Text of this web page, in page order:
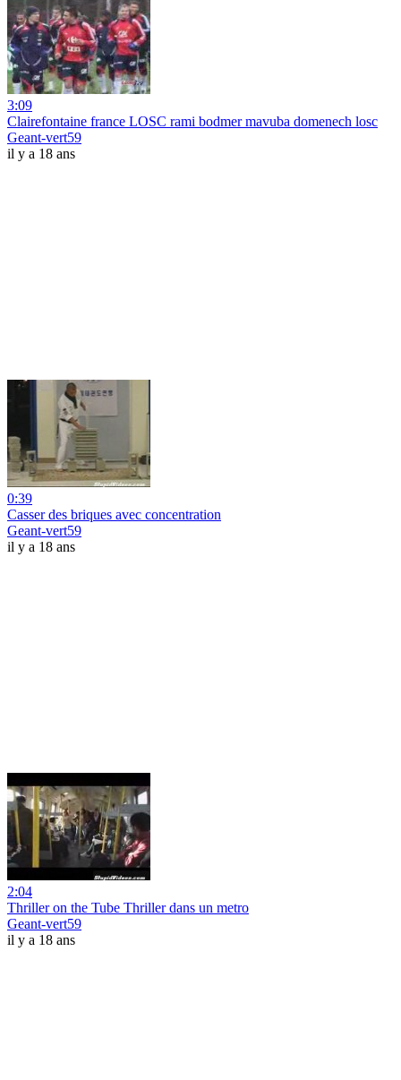
3:09
Clairefontaine france LOSC rami bodmer mavuba domenech losc
Geant-vert59
il y a 18 ans
0:39
Casser des briques avec concentration
Geant-vert59
il y a 18 ans
2:04
Thriller on the Tube Thriller dans un metro
Geant-vert59
il y a 18 ans